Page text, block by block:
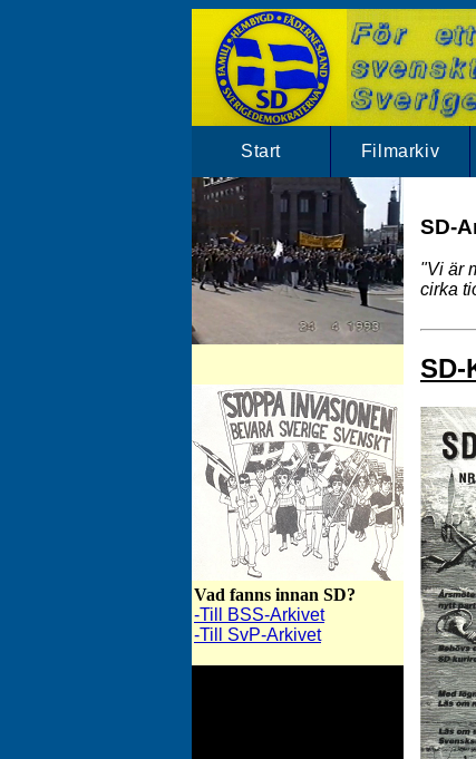
Start Filmarkiv
Vad fanns innan SD?
-Till BSS-Arkivet
-Till SvP-Arkivet
SD-
"Vi är
cirka
SD-